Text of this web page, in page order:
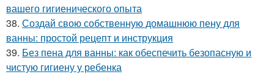
вашего гигиенического опыта
38. Создай свою собственную домашнюю пену для
ванны: простой рецепт и инструкция
39. Без пена для ванны: как обеспечить безопасную и
чистую гигиену у ребенка